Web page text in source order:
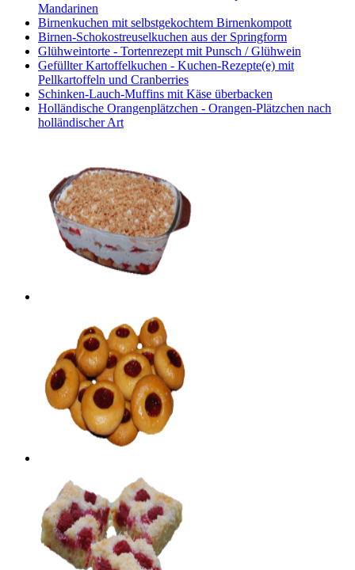
Mandarinen
Birnenkuchen mit selbstgekochtem Birnenkompott
Birnen-Schokostreuselkuchen aus der Springform
Glühweintorte - Tortenrezept mit Punsch / Glühwein
Gefüllter Kartoffelkuchen - Kuchen-Rezepte(e) mit
Pellkartoffeln und Cranberries
Schinken-Lauch-Muffins mit Käse überbacken
Holländische Orangenplätzchen - Orangen-Plätzchen nach
holländischer Art